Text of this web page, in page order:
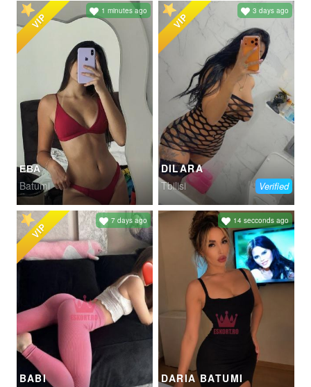
ЕВА
Batumi
VIP
1 minutes ago
DILARA
Tbilisi
VIP
3 days ago
Verified
BABI
VIP
7 days ago
DARIA BATUMI
14 secconds ago